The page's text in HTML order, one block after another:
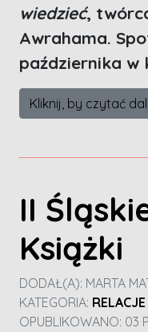
wiedzieć,
Awrahama.
października w
Kliknij, by czytać
II
Książki
DODAŁ(A): MARTA
KATEGORIA: RELACJE
OPUBLIKOWANO: 03